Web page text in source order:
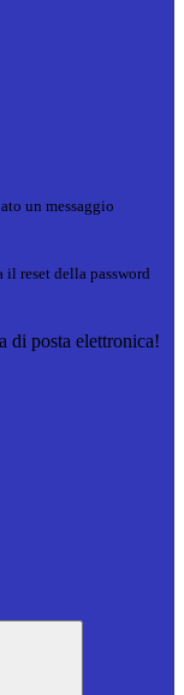
un messaggio
il reset della password
di posta elettronica!